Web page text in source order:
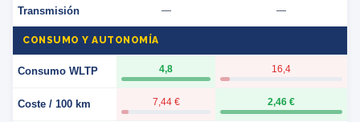
Transmisión — —
CONSUMO Y AUTONOMÍA
Consumo WLTP 4,8 16,4
Coste / 100 km 7,44 € 2,46 €